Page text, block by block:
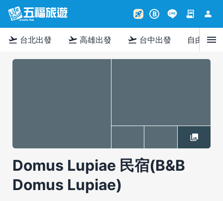
rocket_launch B contract person
flight_takeoff 台北出發 flight_takeoff 高雄出發 flight_takeoff 台中出發 自由行menu
Domus Lupiae 民宿(B&B
Domus Lupiae)